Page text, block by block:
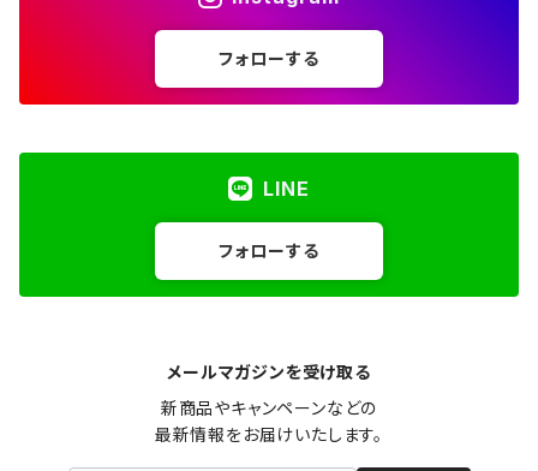
フォローする
LINE
フォローする
メールマガジンを受け取る
新商品やキャンペーンなどの
最新情報をお届けいたします。